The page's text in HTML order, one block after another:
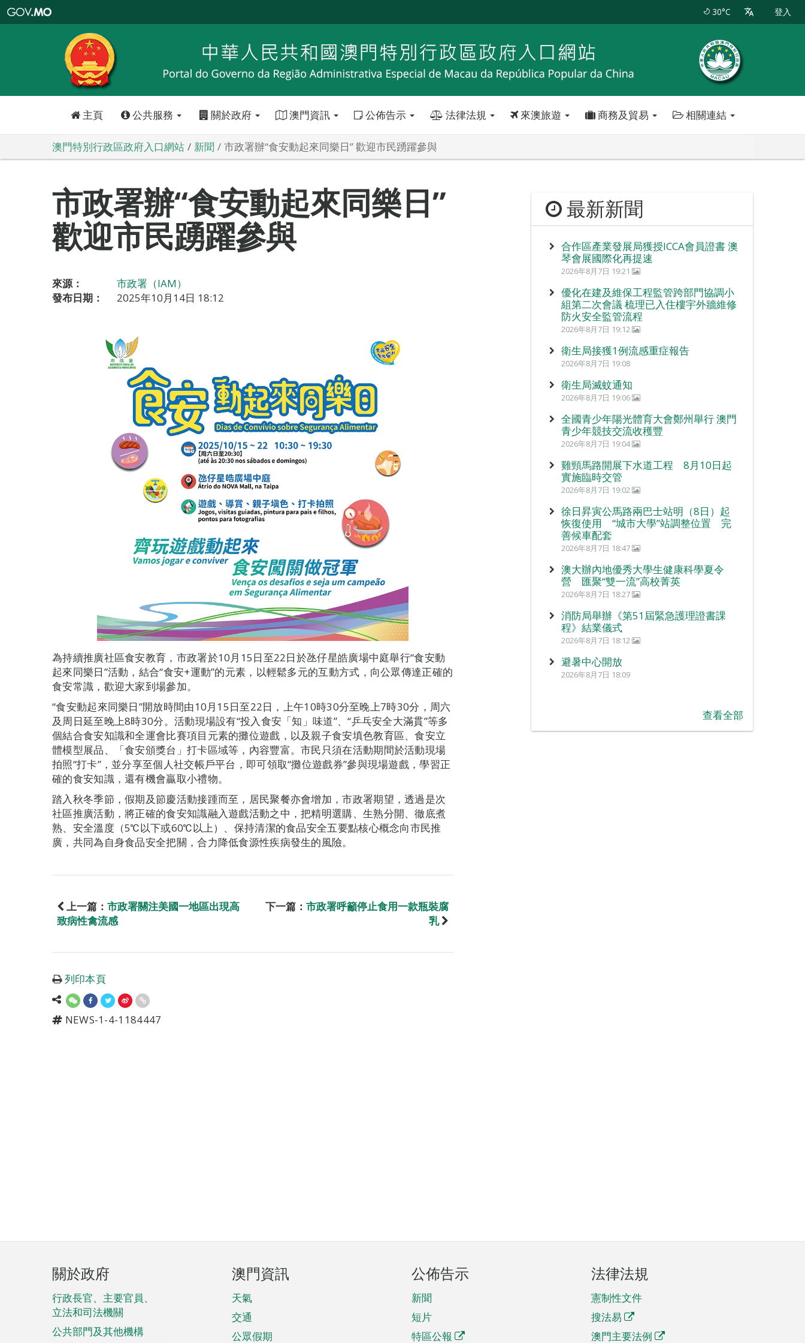
特
政
區
政
口
30°C 登入
主頁 公共服務 關於政府 澳門資訊 公佈告示 法律法規 來澳旅遊 商務及貿易 相關連結
澳門特別行政區政府入口網站 新聞 市政署辦“食安動起來同樂日” 歡迎市民踴躍參與
市政署辦“食安動起來同樂日”
歡迎市民踴躍參與
來源：
市政署（IAM）
發布日期：
2025年10月14日 18:12
為持續推廣社區食安教育，市政署於10月15日至22日於氹仔星皓廣場中庭舉行“食安動
起來同樂日”活動，結合“食安+運動”的元素，以輕鬆多元的互動方式，向公眾傳達正確的
食安常識，歡迎大家到場參加。
“食安動起來同樂日”開放時間由10月15日至22日，上午10時30分至晚上7時30分，周六
及周日延至晚上8時30分。活動現場設有“投入食安「知」味道”、“乒乓安全大滿貫”等多
個結合食安知識和全運會比賽項目元素的攤位遊戲，以及親子食安填色教育區、食安立
體模型展品、「食安頒獎台」打卡區域等，內容豐富。市民只須在活動期間於活動現場
拍照“打卡”，並分享至個人社交帳戶平台，即可領取“攤位遊戲券”參與現場遊戲，學習正
確的食安知識，還有機會贏取小禮物。
踏入秋冬季節，假期及節慶活動接踵而至，居民聚餐亦會增加，市政署期望，透過是次
社區推廣活動，將正確的食安知識融入遊戲活動之中，把精明選購、生熟分開、徹底煮
熟、安全溫度（5℃以下或60℃以上）、保持清潔的食品安全五要點核心概念向市民推
廣，共同為自身食品安全把關，合力降低食源性疾病發生的風險。
上一篇： 市政署關注美國一地區出現高
致病性禽流感
下一篇： 市政署呼籲停止食用一款瓶裝腐
乳
列印本頁
NEWS-1-4-1184447
最新新聞
合作區產業發展局獲授ICCA會員證書 澳
琴會展國際化再提速
2026年8月7日 19:21
優化在建及維保工程監管跨部門協調小
組第二次會議 梳理已入住樓宇外牆維修
防火安全監管流程
2026年8月7日 19:12
衛生局接獲1例流感重症報告
2026年8月7日 19:08
衛生局滅蚊通知
2026年8月7日 19:06
全國青少年陽光體育大會鄭州舉行 澳門
青少年競技交流收穫豐
2026年8月7日 19:04
雞頸馬路開展下水道工程 8月10日起
實施臨時交管
2026年8月7日 19:02
徐日昇寅公馬路兩巴士站明（8日）起
恢復使用 “城市大學”站調整位置 完
善候車配套
2026年8月7日 18:47
澳大辦內地優秀大學生健康科學夏令
營 匯聚“雙一流”高校菁英
2026年8月7日 18:27
消防局舉辦《第51屆緊急護理證書課
程》結業儀式
2026年8月7日 18:12
避暑中心開放
2026年8月7日 18:09
查看全部
頁
腳
菜
單
關於政府
行政長官、主要官員、
立法和司法機關
公共部門及其他機構
澳門資訊
天氣
交通
公眾假期
公佈告示
新聞
短片
特區公報
法律法規
憲制性文件
搜法易
澳門主要法例